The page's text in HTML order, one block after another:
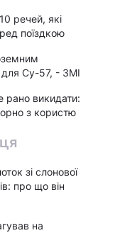
речей, які
поїздкою
Су-57, - ЗМІ
рано викидати:
з користю
зі слонової
про що він
на